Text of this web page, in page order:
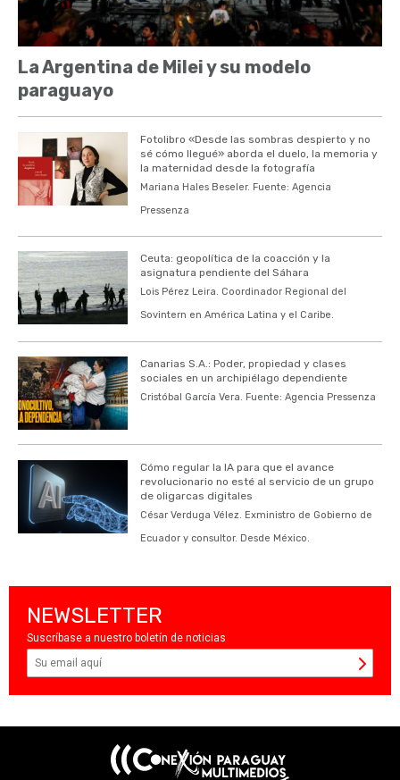
La Argentina de Milei y su modelo
paraguayo
Fotolibro «Desde las sombras despierto y no
sé cómo llegué» aborda el duelo, la memoria y
la maternidad desde la fotografía
Mariana Hales Beseler. Fuente: Agencia
Pressenza
Ceuta: geopolítica de la coacción y la
asignatura pendiente del Sáhara
Lois Pérez Leira. Coordinador Regional del
Sovintern en América Latina y el Caribe.
Canarias S.A.: Poder, propiedad y clases
sociales en un archipiélago dependiente
Cristóbal García Vera. Fuente: Agencia Pressenza
Cómo regular la IA para que el avance
revolucionario no esté al servicio de un grupo
de oligarcas digitales
César Verduga Vélez. Exministro de Gobierno de
Ecuador y consultor. Desde México.
NEWSLETTER
Suscríbase a nuestro boletín de noticias